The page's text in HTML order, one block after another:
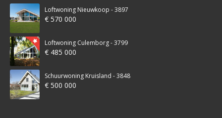
Loftwoning Nieuwkoop - 3897
€ 570 000
Loftwoning Culemborg - 3799
€ 485 000
Schuurwoning Kruisland - 3848
€ 500 000